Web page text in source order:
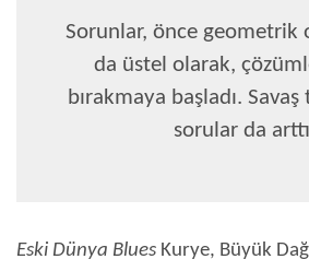
Sorunlar, önce geometrik
da üstel olarak,
bırakmaya başladı. Savaş
sorular da
Eski Dünya Blues Kurye, Büyük